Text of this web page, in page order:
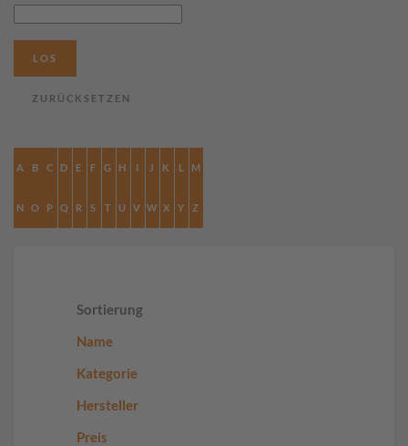
A B C D E F G H I J K L M
N O P Q R S T U V W X Y Z
Sortierung
Name
Kategorie
Hersteller
Preis